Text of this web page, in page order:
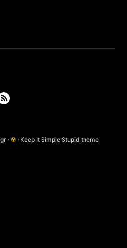
· ☢ · Keep It Simple Stupid theme